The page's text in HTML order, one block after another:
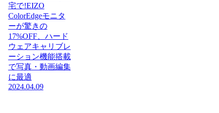
宅で!EIZO
ColorEdgeモニタ
ーが驚きの
17%OFF、ハード
ウェアキャリブレ
ーション機能搭載
で写真・動画編集
に最適
2024.04.09